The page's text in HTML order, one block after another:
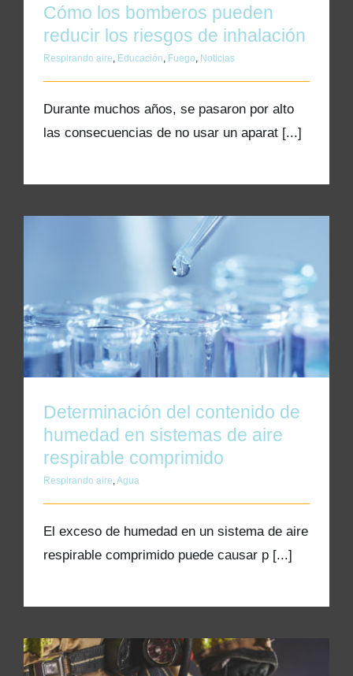
Cómo los bomberos pueden
reducir los riesgos de inhalación
Respirando aire, Educación, Fuego, Noticias
Durante muchos años, se pasaron por alto
las consecuencias de no usar un aparat [...]
Determinación del contenido de humedad en
sistemas de aire respirable comprimido
Determinación del contenido de
humedad en sistemas de aire
respirable comprimido
Respirando aire Agua
El exceso de humedad en un sistema de aire
respirable comprimido puede causar p [...]